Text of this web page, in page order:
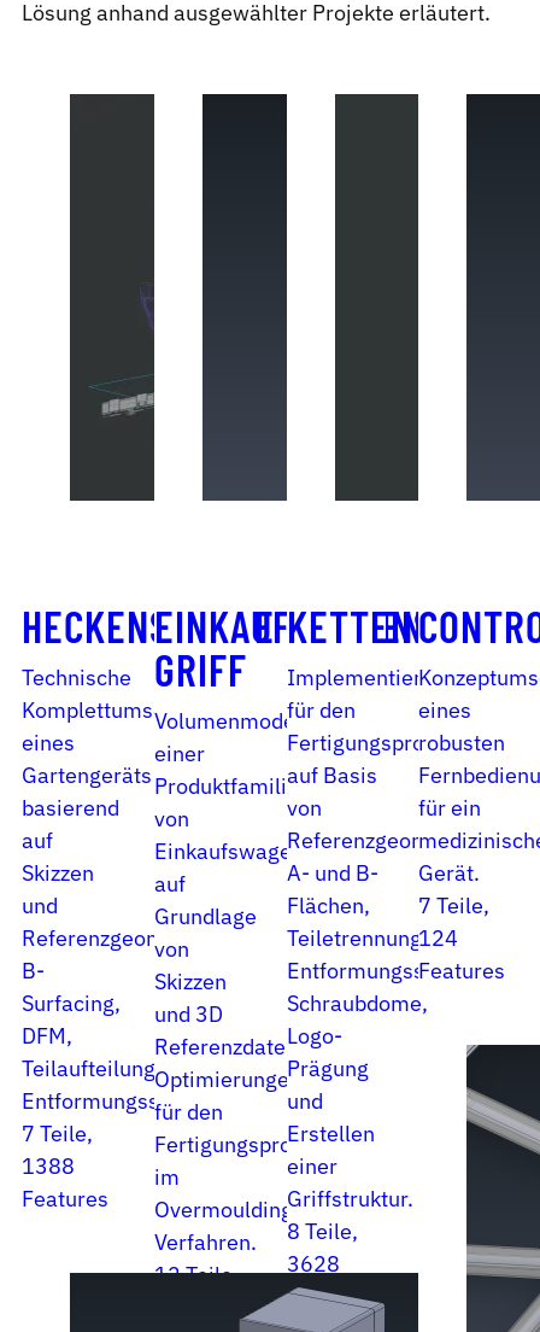
Lösung anhand ausgewählter Projekte erläutert.
HECKENSCHERE
Technische
Komplettumsetzung
eines
Gartengeräts
basierend
auf
Skizzen
und
Referenzgeometrie.
B-
Surfacing,
DFM,
Teilaufteilung,
Entformungsschrägen
7 Teile,
1388
Features
EINKAUFSWAGEN-­
GRIFF
Volumenmodellierung
einer
Produktfamilie
von
Einkaufswagengriffen
auf
Grundlage
von
Skizzen
und 3D
Referenzdaten.
Optimierungen
für den
Fertigungsprozess
im
Overmoulding-
Verfahren.
12 Teile,
KETTENSÄGE
Implementierung
für den
Fertigungsprozess
auf Basis
von
Referenzgeometrien.
A- und B-
Flächen,
Teiletrennung,
Entformungsschrägen,
Schraubdome,
Logo-
Prägung
und
Erstellen
einer
Griffstruktur.
8 Teile,
3628
Features
eines
robusten
für ein
Gerät.
7 Teile,
124
Features